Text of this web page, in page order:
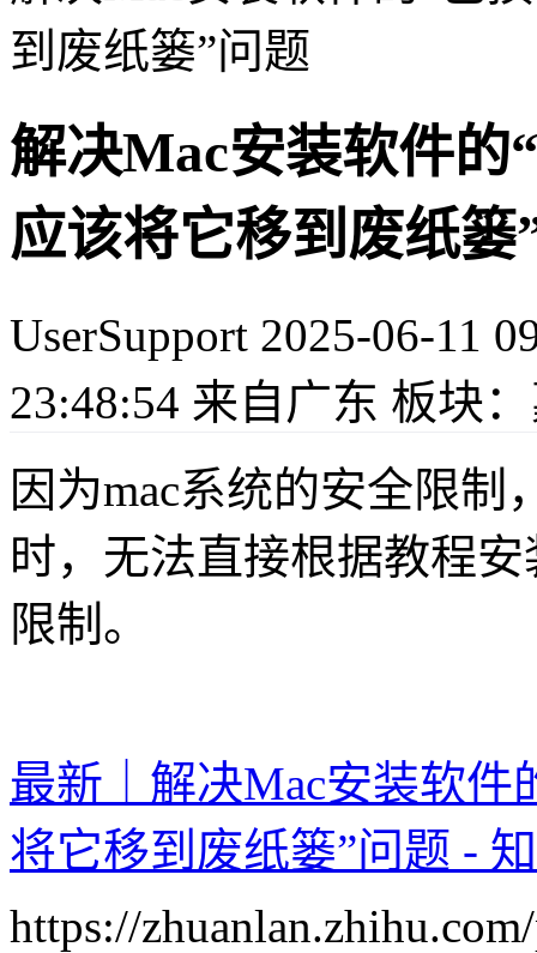
到废纸篓”问题
解决Mac安装软件的
应该将它移到废纸篓
UserSupport 2025-06-11
23:48:54 来自广东 板块
因为mac系统的安全限
时，无法直接根据教程
限制。
最新｜解决Mac安装软件
将它移到废纸篓”问题 -
https://